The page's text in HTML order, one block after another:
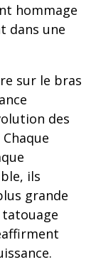
hommage
dans une
sur le bras
des
ils
grande